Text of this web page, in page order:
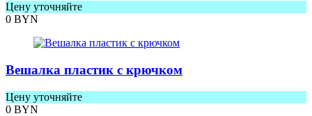
Цену уточняйте
0 BYN
Вешалка пластик с крючком
Цену уточняйте
0 BYN